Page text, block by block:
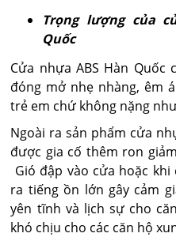
Trọng lượng của
Quốc
Cửa nhựa ABS Hàn
đóng mở nhẹ nhàng, êm
trẻ em chứ không nặng
Ngoài ra sản phẩm cửa
được gia cố thêm ron
Gió đập vào cửa hoặc
ra tiếng ồn lớn gây cảm
yên tĩnh và lịch sự cho
khó chịu cho các căn hộ